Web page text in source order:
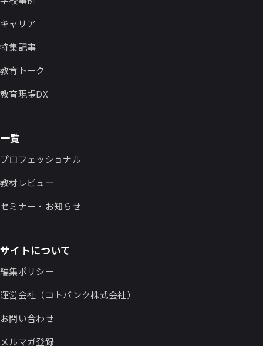
キャリア
特集記事
教育トーク
教育現場DX
一覧
プロフェッショナル
教材レビュー
セミナー・お知らせ
サイトについて
編集ポリシー
運営会社（コトバンク株式会社）
お問い合わせ
メルマガ登録